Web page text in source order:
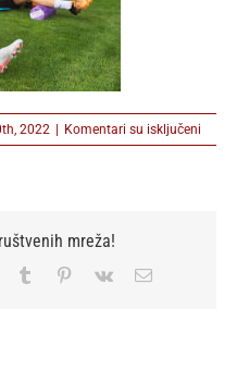
2022 | Komentari su isključeni
zenska
mreža!
Tumblr Pinterest
Vk Email